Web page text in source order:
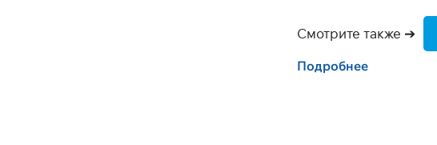
Смотрите также ➔
Подробнее